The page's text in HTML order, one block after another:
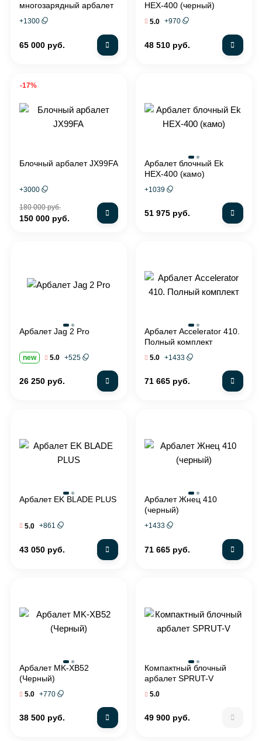
многозарядный арбалет
REVO 7
+1300
65 000 руб.
HEX-400 (черный)
5.0 +970
48 510 руб.
-17%
Блочный арбалет JX99FA
+3000
180 000 руб.
150 000 руб.
Арбалет блочный Ek
HEX-400 (камо)
+1039
51 975 руб.
Арбалет Jag 2 Pro
new 5.0 +525
26 250 руб.
Арбалет Accelerator 410.
Полный комплект
5.0 +1433
71 665 руб.
Арбалет EK BLADE PLUS
5.0 +861
43 050 руб.
Арбалет Жнец 410
(черный)
+1433
71 665 руб.
Арбалет MK-XB52
(Черный)
5.0 +770
38 500 руб.
Компактный блочный
арбалет SPRUT-V
5.0
49 900 руб.